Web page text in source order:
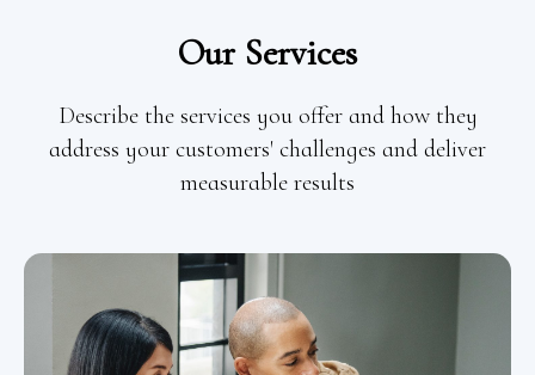
Our Services
Describe the services you offer and how they
address your customers' challenges and deliver
measurable results